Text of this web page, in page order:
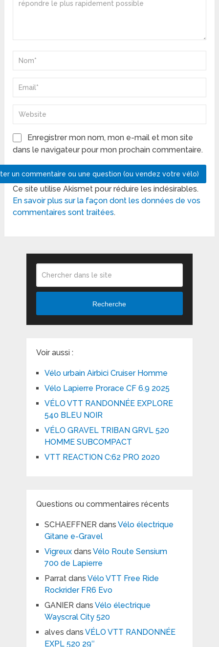
Enregistrer mon nom, mon e-mail et mon site
dans le navigateur pour mon prochain commentaire.
Ce site utilise Akismet pour réduire les indésirables.
En savoir plus sur la façon dont les données de vos
commentaires sont traitées.
Recherche
Voir aussi :
Vélo urbain Airbici Cruiser Homme
Vélo Lapierre Prorace CF 6.9 2025
VÉLO VTT RANDONNÉE EXPLORE
540 BLEU NOIR
VÉLO GRAVEL TRIBAN GRVL 520
HOMME SUBCOMPACT
VTT REACTION C:62 PRO 2020
Questions ou commentaires récents
SCHAEFFNERdans Vélo électrique
Gitane e-Gravel
Vigreuxdans Vélo Route Sensium
700 de Lapierre
Parratdans Vélo VTT Free Ride
Rockrider FR6 Evo
GANIERdans Vélo électrique
Wayscral City 520
alves dans VÉLO VTT RANDONNÉE
EXPL 520 29″